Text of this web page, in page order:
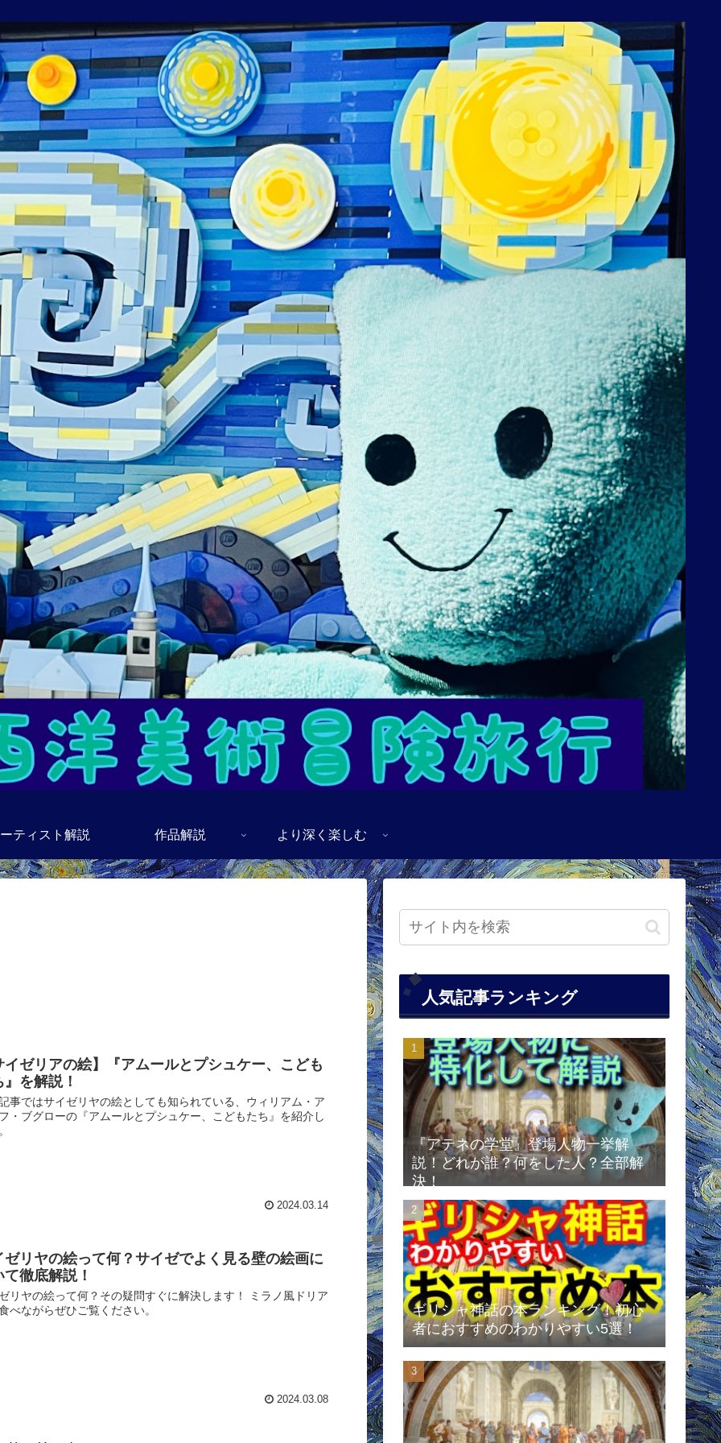
ティスト解説 作品解説 より深く楽しむ
イゼリアの絵】『アムールとプシュケー、こども
』を解説！
事ではサイゼリヤの絵としても知られている、ウィリアム・ア
・ブグローの『アムールとプシュケー、こどもたち』を紹介し
2024.03.14
ゼリヤの絵って何？サイゼでよく見る壁の絵画に
て徹底解説！
リヤの絵って何？その疑問すぐに解決します！ ミラノ風ドリア
べながらぜひご覧ください。
2024.03.08
人気記事ランキング
『アテネの学堂』登場人物一挙解
説！どれが誰？何をした人？全部解
決！
ギリシャ神話の本ランキング！初心
者におすすめのわかりやすい5選！